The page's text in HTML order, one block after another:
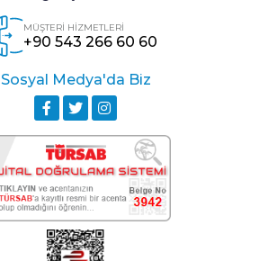
MÜŞTERİ HİZMETLERİ
+90 543 266 60 60
Sosyal Medya'da Biz